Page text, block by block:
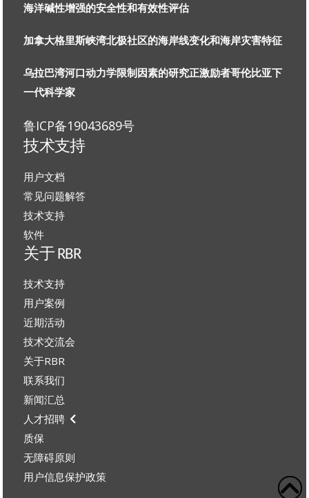
海洋碱性增强的安全性和有效性评估
加拿大格里斯峡湾北极社区的海岸线变化和海岸灾害特征
乌拉巴湾河口动力学限制因素的研究正激励者哥伦比亚下
一代科学家
鲁ICP备19043689号
技术支持
用户文档
常见问题解答
技术支持
软件
关于 RBR
技术支持
用户案例
近期活动
技术交流会
关于RBR
联系我们
新闻汇总
人才招聘
质保
无障碍原则
用户信息保护政策